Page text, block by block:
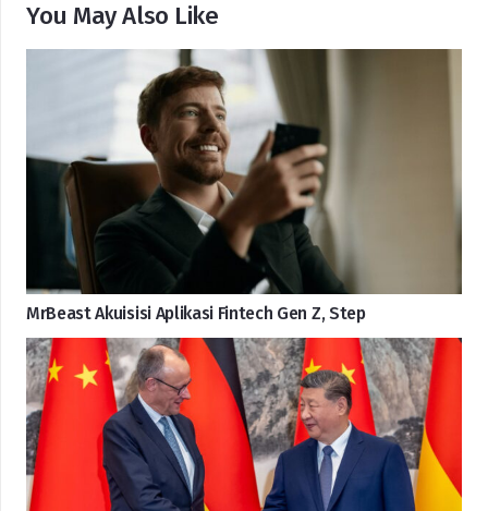
You May Also Like
MrBeast Akuisisi Aplikasi Fintech Gen Z, Step